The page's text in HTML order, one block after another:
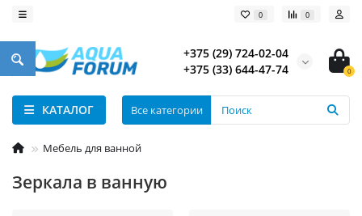
0 0
+375 (29) 724-02-04
+375 (33) 644-47-74
0
КАТАЛОГ Все категории
Мебель для ванной
Зеркала в ванную